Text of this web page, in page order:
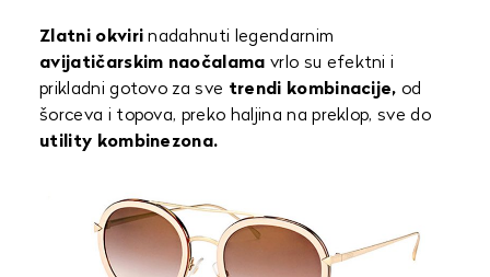
Zlatni okviri nadahnuti legendarnim
avijatičarskim naočalama vrlo su efektni i
prikladni gotovo za sve trendi kombinacije, od
šorceva i topova, preko haljina na preklop, sve do
utility kombinezona.